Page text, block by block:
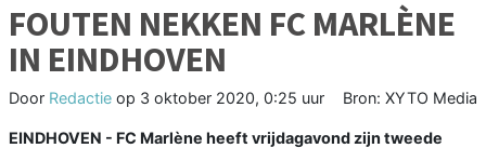
FOUTEN NEKKEN FC MARLÈNE
IN EINDHOVEN
Door Redactie op 3 oktober 2020, 0:25 uur Bron: XYTO Media
EINDHOVEN - FC Marlène heeft vrijdagavond zijn tweede